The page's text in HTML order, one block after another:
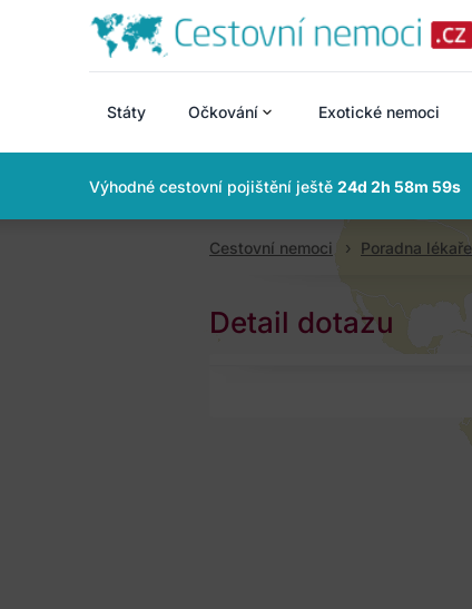
Státy Očkování Exotické nemoci
Výhodné cestovní pojištění ještě 24d 2h 58m 58s
Cestovní nemoci Poradna lékaře
Detail dotazu